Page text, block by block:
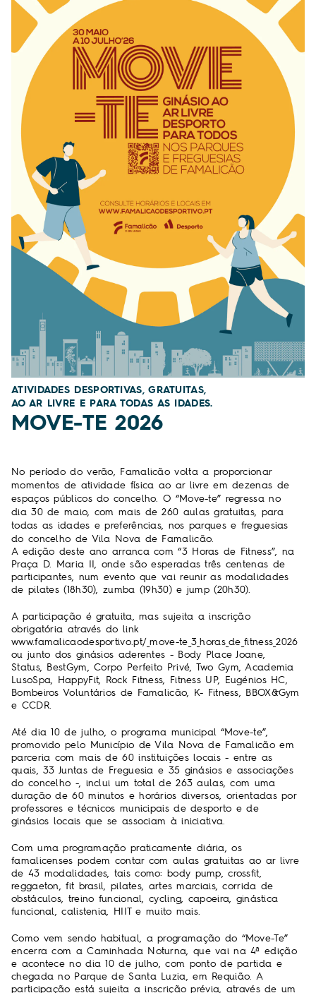
ATIVIDADES DESPORTIVAS, GRATUITAS,
AO AR LIVRE E PARA TODAS AS IDADES.
MOVE-TE 2026
No período do verão, Famalicão volta a proporcionar
momentos de atividade física ao ar livre em dezenas de
espaços públicos do concelho. O “Move-te” regressa no
dia 30 de maio, com mais de 260 aulas gratuitas, para
todas as idades e preferências, nos parques e freguesias
do concelho de Vila Nova de Famalicão.
A edição deste ano arranca com “3 Horas de Fitness”, na
Praça D. Maria II, onde são esperadas três centenas de
participantes, num evento que vai reunir as modalidades
de pilates (18h30), zumba (19h30) e jump (20h30).
A participação é gratuita, mas sujeita a inscrição
obrigatória através do link
www.famalicaodesportivo.pt/_move-te_3_horas_de_fitness_2026
ou junto dos ginásios aderentes - Body Place Joane,
Status, BestGym, Corpo Perfeito Privé, Two Gym, Academia
LusoSpa, HappyFit, Rock Fitness, Fitness UP, Eugénios HC,
Bombeiros Voluntários de Famalicão, K- Fitness, BBOX&Gym
e CCDR.
Até dia 10 de julho, o programa municipal “Move-te”,
promovido pelo Município de Vila Nova de Famalicão em
parceria com mais de 60 instituições locais - entre as
quais, 33 Juntas de Freguesia e 35 ginásios e associações
do concelho -, inclui um total de 263 aulas, com uma
duração de 60 minutos e horários diversos, orientadas por
professores e técnicos municipais de desporto e de
ginásios locais que se associam à iniciativa.
Com uma programação praticamente diária, os
famalicenses podem contar com aulas gratuitas ao ar livre
de 43 modalidades, tais como: body pump, crossfit,
reggaeton, fit brasil, pilates, artes marciais, corrida de
obstáculos, treino funcional, cycling, capoeira, ginástica
funcional, calistenia, HIIT e muito mais.
Como vem sendo habitual, a programação do “Move-Te”
encerra com a Caminhada Noturna, que vai na 4ª edição
e acontece no dia 10 de julho, com ponto de partida e
chegada no Parque de Santa Luzia, em Requião. A
participação está sujeita a inscrição prévia, através de um